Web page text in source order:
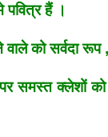
पवित्र हैं ।
वाले को सर्वदा
समस्त क्लेशों